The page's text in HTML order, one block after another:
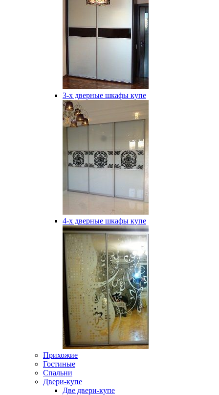
3-х дверные шкафы купе
4-х дверные шкафы купе
Прихожие
Гостиные
Спальни
Двери-купе
Две двери-купе